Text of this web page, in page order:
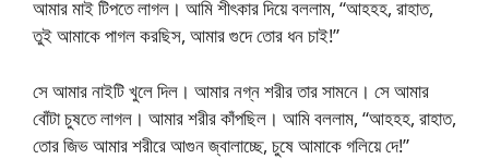
আমার মাই টিপতে লাগল। আমি শীৎকার দিয়ে বললাম, “আহহহ, রাহাত,
তুই আমাকে পাগল করছিস, আমার গুদে তোর ধন চাই!”
সে আমার নাইটি খুলে দিল। আমার নগ্ন শরীর তার সামনে। সে আমার
বোঁটা চুষতে লাগল। আমার শরীর কাঁপছিল। আমি বললাম, “আহহহ, রাহাত,
তোর জিভ আমার শরীরে আগুন জ্বালাচ্ছে, চুষে আমাকে গলিয়ে দে!”